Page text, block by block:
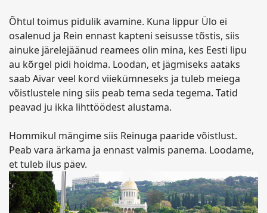
Õhtul toimus pidulik avamine. Kuna lippur Ülo ei
osalenud ja Rein ennast kapteni seisusse tõstis, siis
ainuke järelejäänud reamees olin mina, kes Eesti lipu
au kõrgel pidi hoidma. Loodan, et jägmiseks aataks
saab Aivar veel kord viiekümneseks ja tuleb meiega
võistlustele ning siis peab tema seda tegema. Tatid
peavad ju ikka lihttöödest alustama.
Hommikul mängime siis Reinuga paaride võistlust.
Peab vara ärkama ja ennast valmis panema. Loodame,
et tuleb ilus päev.